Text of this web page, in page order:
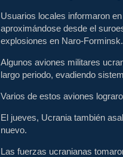
Usuarios locales informaron
aproximándose desde el
explosiones en Naro-Forminsk.
Algunos aviones militares
largo periodo, evadiendo
Varios de estos aviones
El jueves, Ucrania también
nuevo.
Las fuerzas ucranianas